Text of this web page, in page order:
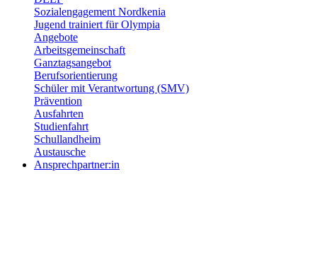
Sozialengagement Nordkenia
Jugend trainiert für Olympia
Angebote
Arbeitsgemeinschaft
Ganztagsangebot
Berufsorientierung
Schüler mit Verantwortung (SMV)
Prävention
Ausfahrten
Studienfahrt
Schullandheim
Austausche
Ansprechpartner:in